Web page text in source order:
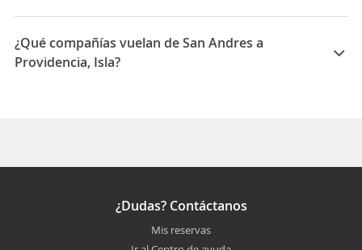
¿Qué compañías vuelan de San Andres a
Providencia, Isla?
¿Dudas? Contáctanos
Mis reservas